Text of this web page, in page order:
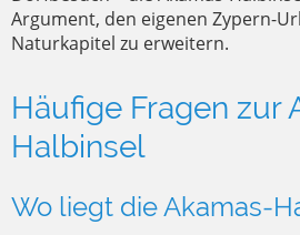
Argument, den eigenen Zypern-
Naturkapitel zu erweitern.
Häufige Fragen zur
Halbinsel
Wo liegt die Akamas-